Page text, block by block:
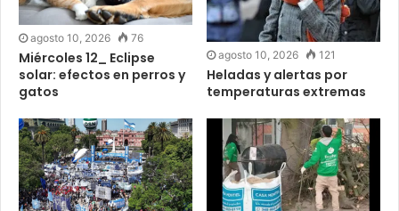
agosto 10, 2026 76
Miércoles 12_ Eclipse
solar: efectos en perros y
gatos
agosto 10, 2026 121
Heladas y alertas por
temperaturas extremas